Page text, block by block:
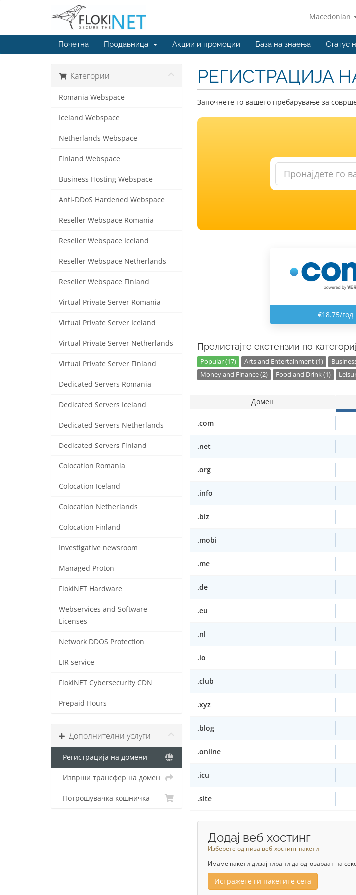
Macedonian
Почетна Продавница Акции и промоции База на знаења Статус
Категории
Romania Webspace
Iceland Webspace
Netherlands Webspace
Finland Webspace
Business Hosting Webspace
Anti-DDoS Hardened Webspace
Reseller Webspace Romania
Reseller Webspace Iceland
Reseller Webspace Netherlands
Reseller Webspace Finland
Virtual Private Server Romania
Virtual Private Server Iceland
Virtual Private Server Netherlands
Virtual Private Server Finland
Dedicated Servers Romania
Dedicated Servers Iceland
Dedicated Servers Netherlands
Dedicated Servers Finland
Colocation Romania
Colocation Iceland
Colocation Netherlands
Colocation Finland
Investigative newsroom
Managed Proton
FlokiNET Hardware
Webservices and Software
Licenses
Network DDOS Protection
LIR service
FlokiNET Cybersecurity CDN
Prepaid Hours
Дополнителни услуги
Регистрација на домени
Изврши трансфер на домен
Потрошувачка кошничка
РЕГИСТРАЦИЈА
Започнете го вашето пребарување за
€18.75/год
Прелистајте екстензии по
Popular (17) Arts and Entertainment (1)
Money and Finance (2)
Food and Drink (1)
Домен
.com
.net
.org
.info
.biz
.mobi
.me
.de
.eu
.nl
.io
.club
.xyz
.blog
.online
.icu
.site
Додај веб хостинг
Изберете од низа веб-хостинг пакети
Имаме пакети дизајнирани да одговараат на
Истражете ги пакетите сега